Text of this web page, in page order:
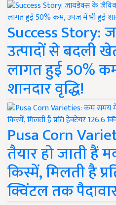
Success Story:
उत्पादों से बदली
लागत हुई 50%
शानदार वृद्धि!
Pusa Corn
तैयार हो जाती हैं
किस्में, मिलती है
क्विंटल तक